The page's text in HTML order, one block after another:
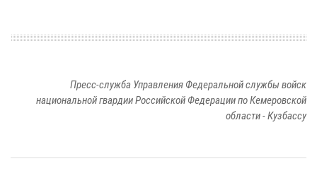
Пресс-служба Управления Федеральной службы войск
национальной гвардии Российской Федерации по Кемеровской
области - Кузбассу